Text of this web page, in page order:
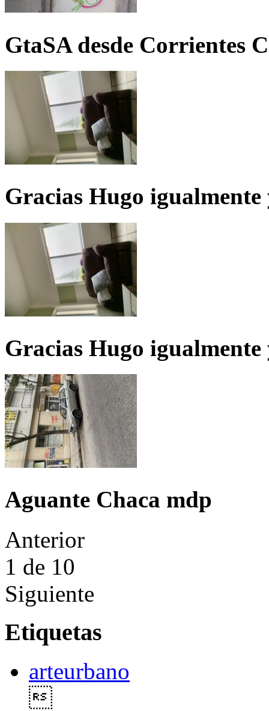
GtaSA desde Corrientes
Gracias Hugo igualmente
Gracias Hugo igualmente
Aguante Chaca mdp
Anterior
1 de 10
Siguiente
Etiquetas
arteurbano